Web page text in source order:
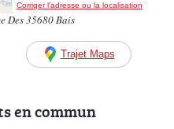
Corriger l’adresse ou la localisation
Des 35680 Bais
Trajet Maps
en commun